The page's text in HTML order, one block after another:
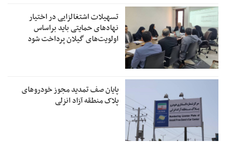
تسهیلات اشتغالزایی در اختیار
نهادهای حمایتی باید براساس
اولویت‌های گیلان پرداخت شود
پایان صف تمدید مجوز خودروهای
پلاک منطقه آزاد انزلی